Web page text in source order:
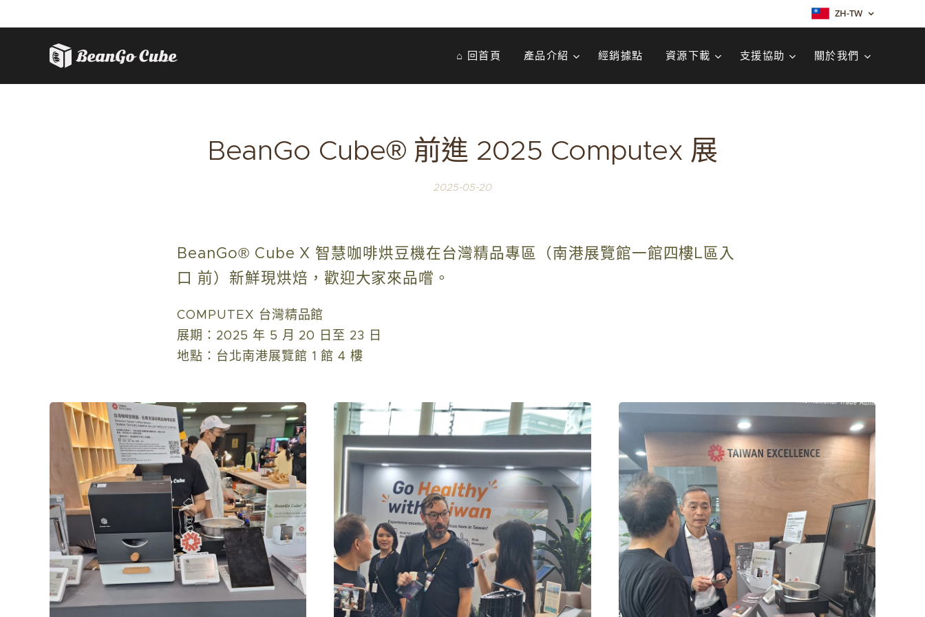
ZH-TW
⌂ 回首頁 產品介紹 經銷據點 資源下載 支援協助 關於我們
BeanGo Cube® 前進 2025 Computex 展
2025-05-20
BeanGo® Cube X 智慧咖啡烘豆機在台灣精品專區（南港展覽館一館四樓L區入
口 前）新鮮現烘焙，歡迎大家來品嚐。
COMPUTEX 台灣精品館
展期：2025 年 5 月 20 日至 23 日
地點：台北南港展覽館 1 館 4 樓